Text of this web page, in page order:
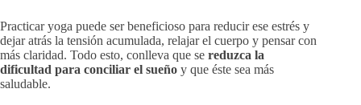
Practicar yoga puede ser beneficioso para reducir ese estrés y
dejar atrás la tensión acumulada, relajar el cuerpo y pensar con
más claridad. Todo esto, conlleva que se reduzca la
dificultad para conciliar el sueño y que éste sea más
saludable.